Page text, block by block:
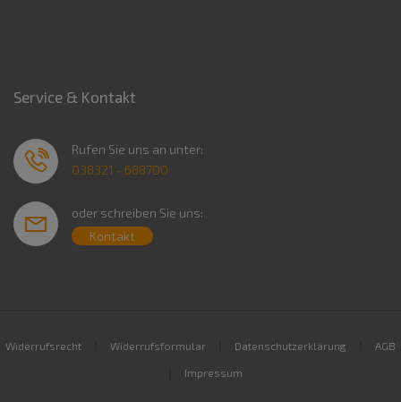
Service & Kontakt
Rufen Sie uns an unter:
038321 - 688700
oder schreiben Sie uns:
Kontakt
Widerrufsrecht Widerrufsformular Datenschutzerklärung AGB
Impressum